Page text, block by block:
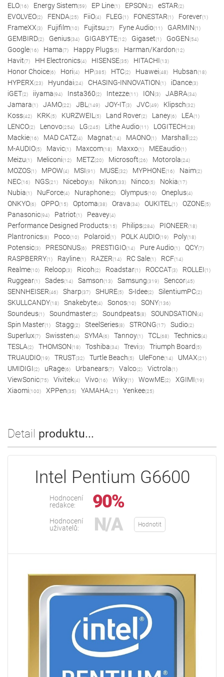
ELO(16) Energy Sistem(59) EP Line(1) EPSON(2) eSTAR(2)
EVOLVEO(2) FENDA(25) FiiO(4) FLEG(1) FONESTAR(1) Forever(1)
FrameXX(3) Fujifilm(10) Fujitsu(27) Fyne Audio(11) GARMIN(1)
GEMBIRD(2) Genius(34) GIGABYTE(12) Gigaset(1) GoGEN(54)
Google(16) Hama(7) Happy Plugs(5) Harman/Kardon(12)
Havit(7) HH Electronics(4) HISENSE(35) HITACHI(13)
Honor Choice(6) Hori(4) HP(385) HTC(2) Huawei(48) Hubsan(18)
HYPERX(23) Hyundai(24) CHASING-INNOVATION(1) iDance(3)
iGET(2) iiyama(94) Insta360(2) Intezze(11) ION(3) JABRA(34)
Jamara(1) JAMO(22) JBL (149) JOY-IT(3) JVC(49) Klipsch(32)
Koss(42) KRK(5) KURZWEIL (5) Land Rover(2) Laney(6) LEA(1)
LENCO(2) Lenovo(254) LG(245) Lithe Audio(11) LOGITECH(28)
Mackie(16) MAD CATZ(4) Magnat(14) MAONO(1) Marshall (22)
M-AUDIO(5) Mavic(1) Maxcom(18) Maxxo(1) MEEaudio(1)
Meizu(1) Meliconi(12) METZ(20) Microsoft(26) Motorola(24)
MOZOS(1) MPOW(4) MSI(91) MUSE(32) MYPHONE(16) Naim(2)
NEC(16) NGS(21) Niceboy(6) Nikon(33) Ninco(5) Nokia(17)
Nubia(1) NuForce(4) Nuraphone(2) Olympus(10) Oneplus(4)
ONKYO(6) OPPO(15) Optoma(38) Orava(34) OUKITEL (1) OZONE(5)
Panasonic(94) Patriot(1) Peavey(4)
Performance Designed Products(15) Philips(284) PIONEER(18)
Plantronics(8) Poco(10) Polaroid(1) POLK AUDIO(19) Poly(18)
Potensic(3) PRESONUS(6) PRESTIGIO(14) Pure Audio(1) QCY(7)
RASPBERRY(1) Rayline(1) RAZER(14) RC Sale(1) RCF(14)
Realme(10) Reloop(3) Ricoh(2) Roadstar(1) ROCCAT(3) ROLLEI(1)
Ruggear(1) Sades(14) Samson(13) Samsung(319) Sencor(45)
SENNHEISER(46) Sharp(37) SHURE(5) S-Idee(2) SilentiumPC(2)
SKULLCANDY(18) Snakebyte(4) Sonos(10) SONY(136)
Soundeus(1) Soundmaster(2) Soundpeats(8) SOUNDSATION(4)
Spin Master(1) Stagg(2) SteelSeries(8) STRONG(17) Sudio(2)
Superlux(7) Swissten(4) SYMA(6) Tannoy(1) TCL (68) Technics(4)
TESLA(2) THOMSON(18) Toshiba(34) Trevi(3) Triumph Board(5)
TRUAUDIO(19) TRUST(32) Turtle Beach(5) UleFone(14) UMAX(21)
UMIDIGI(2) uRage(6) Urbanears(7) Valco(2) Victrola(1)
ViewSonic(75) Vivitek(4) Vivo(16) Wiky(1) WowME(2) XGIMI(19)
Xiaomi(100) XPPen(35) YAMAHA(21) Yenkee(25)
Detail produktu...
Intel Pentium G6600
Hodnocení
redakce:
90%
Hodnocení
uživatelů:
N/A Hodnotit